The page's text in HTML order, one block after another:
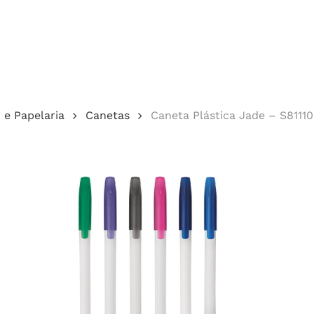
Papelaria Canetas Caneta Plástica Jade – S81110